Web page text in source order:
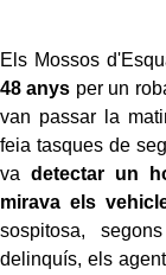
Els Mossos
48 anys per un
van passar la
feia tasques de
va detectar un
mirava els
sospitosa,
delinquís, els